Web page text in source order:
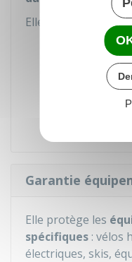
Elle peut toutefois
les
les vols
les écrans
Garantie
Elle protège les
spécifiques : vélos
électriques, skis,